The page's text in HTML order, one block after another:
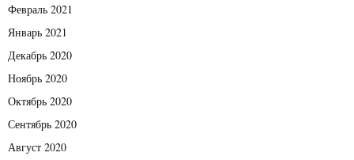
Февраль 2021
Январь 2021
Декабрь 2020
Ноябрь 2020
Октябрь 2020
Сентябрь 2020
Август 2020